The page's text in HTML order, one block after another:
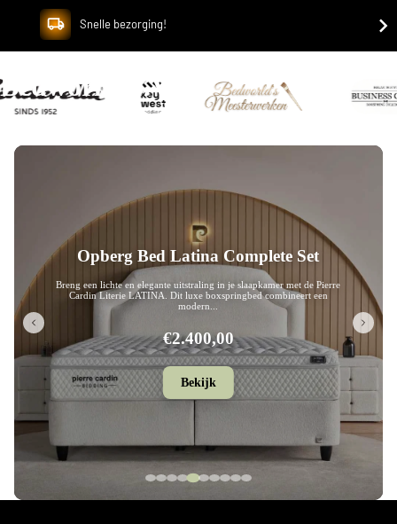
Snelle bezorging!
Bedworld B.V.
Opberg Bed Leon Complete Set
Breng een eigentijdse en luxe uitstraling in je slaapkamer met de Pierre
Cardin Literie LEON. Dit stijlvolle boxspringbed onderscheidt zic...
€2.280,00
Bekijk